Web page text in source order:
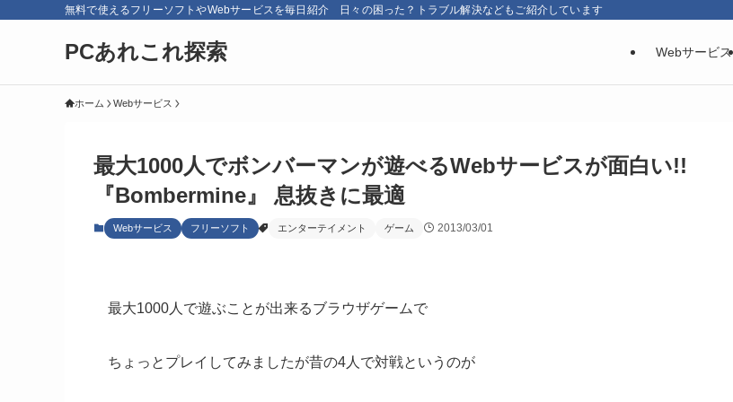
無料で使えるフリーソフトやWebサービスを毎日紹介 日々の困った？トラブル解決などもご紹介しています
PCあれこれ探索 Webサービス
ホーム Webサービス
最大1000人でボンバーマンが遊べるWebサービスが面白い!!
『Bombermine』 息抜きに最適
Webサービス フリーソフト エンターテイメント ゲーム 2013/03/01
最大1000人で遊ぶことが出来るブラウザゲームで
ちょっとプレイしてみましたが昔の4人で対戦というのが